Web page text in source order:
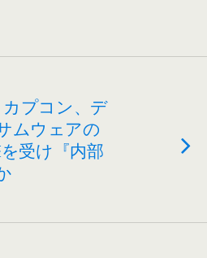
カプコン、デ
ムウェアの
を受け『内部